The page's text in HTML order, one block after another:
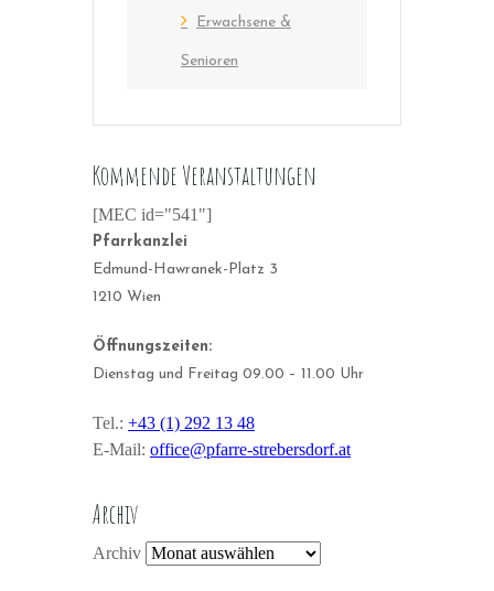
Erwachsene &
Senioren
Kommende Veranstaltungen
[MEC id="541"]
Pfarrkanzlei
Edmund-Hawranek-Platz 3
1210 Wien
Öffnungszeiten:
Dienstag und Freitag 09.00 – 11.00 Uhr
Tel.: +43 (1) 292 13 48
E-Mail: office@pfarre-strebersdorf.at
Archiv
Archiv